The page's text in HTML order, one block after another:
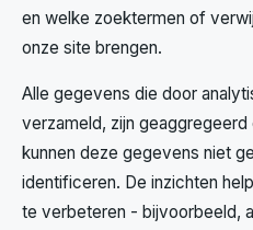
en welke zoektermen of
onze site brengen.
Alle gegevens die door
verzameld, zijn geaggregeerd
kunnen deze gegevens niet
identificeren. De inzichten
te verbeteren - bijvoorbeeld,